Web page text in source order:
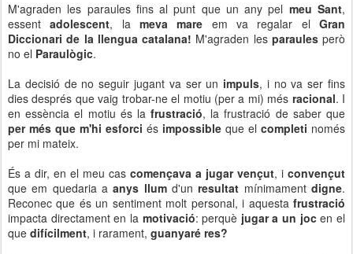
M'agraden les paraules fins al punt que un any pel meu Sant,
essentadolescent, lameva mare em va regalar elGran
Diccionari de la llengua catalana! M'agraden les paraules però
no el Paraulògic.
La decisió de no seguir jugant va ser un impuls, i no va ser fins
dies després que vaig trobar-ne el motiu (per a mi) més racional. I
en essència el motiu és lafrustració, la frustració de saber que
per més que m'hi esforci és impossible que el completi només
per mi mateix.
És a dir, en el meu cas començava a jugar vençut, i convençut
que em quedaria a anys llum d'un resultat mínimamentdigne.
Reconec que és un sentiment molt personal, i aquesta frustració
impacta directament en la motivació: perquè jugar a un jocen el
que difícilment, i rarament, guanyaré res?